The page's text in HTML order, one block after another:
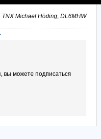
TNX Michael Höding, DL6MHW
вы можете подписаться